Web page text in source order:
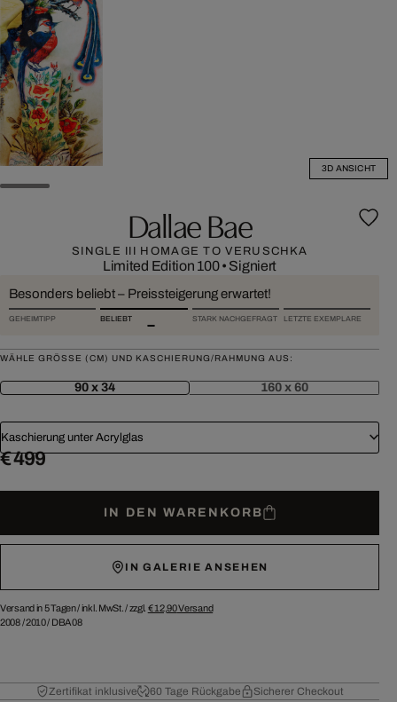
3D ANSICHT
Dallae Bae
SINGLE III HOMAGE TO VERUSCHKA
Limited Edition 100• Signiert
Besonders beliebt – Preissteigerung erwartet!
GEHEIMTIPP BELIEBT STARK NACHGEFRAGT LETZTE EXEMPLARE
WÄHLE GRÖSSE (CM) UND KASCHIERUNG/RAHMUNG AUS:
90 x 34 160 x 60
Kaschierung unter Acrylglas
€ 499
IN DEN WARENKORB
IN GALERIE ANSEHEN
Versand in 5 Tagen /inkl. MwSt. / zzgl. € 12,90Versand
2008/2010/ DBA08
Zertifikat inklusive 60 Tage Rückgabe Sicherer Checkout